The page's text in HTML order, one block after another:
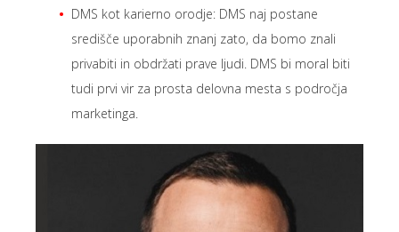
DMS kot karierno orodje: DMS naj postane
središče uporabnih znanj zato, da bomo znali
privabiti in obdržati prave ljudi. DMS bi moral biti
tudi prvi vir za prosta delovna mesta s področja
marketinga.